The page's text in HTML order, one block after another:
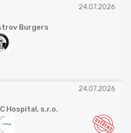
24.07.2026
Burgers
24.07.2026
Hospital, s.r.o.